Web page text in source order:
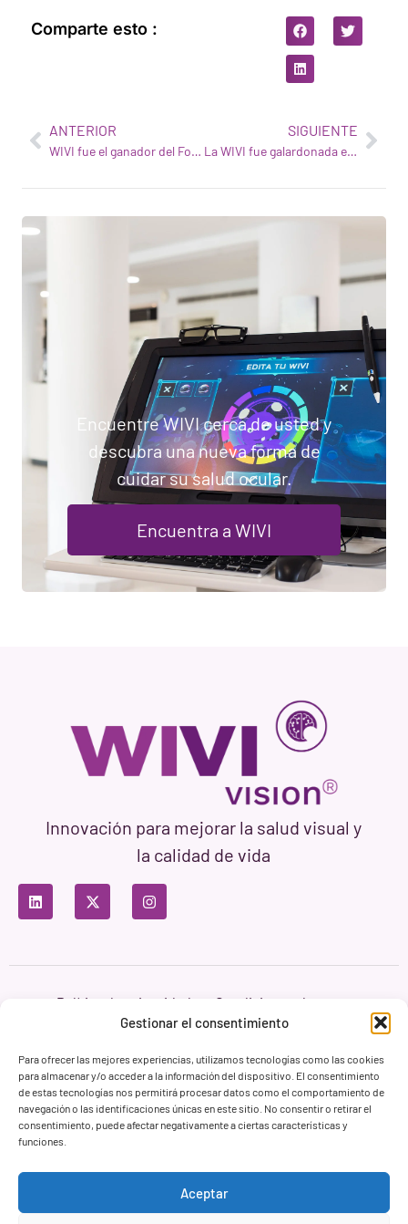
Gestionar el consentimiento
Para ofrecer las mejores experiencias, utilizamos tecnologías como las cookies
para almacenar y/o acceder a la información del dispositivo. El consentimiento
de estas tecnologías nos permitirá procesar datos como el comportamiento de
navegación o las identificaciones únicas en este sitio. No consentir o retirar el
consentimiento, puede afectar negativamente a ciertas características y
funciones.
Aceptar
Comparte esto :
ANTERIOR
WIVI fue el ganador del Foro de Inversores Keiretsu de Barcelona
SIGUIENTE
La WIVI fue galardonada en la reunión anual del IET Salud
Encuentre WIVI cerca de usted y
descubra una nueva forma de
cuidar su salud ocular.
Encuentra a WIVI
Innovación para mejorar la salud visual y
la calidad de vida
Política de privacidad
Condiciones de uso
Política de cookies